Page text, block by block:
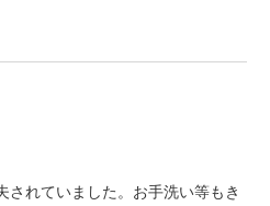
れていました。お手洗い等もき